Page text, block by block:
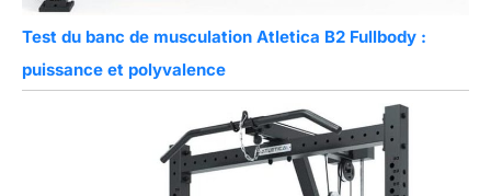
Test du banc de musculation Atletica B2 Fullbody :
puissance et polyvalence